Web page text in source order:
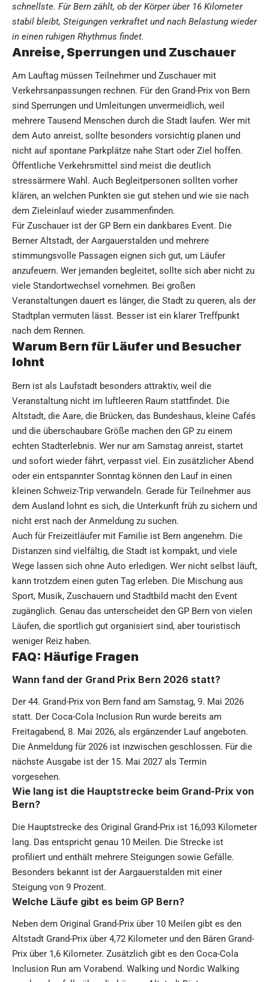
schnellste. Für Bern zählt, ob der Körper über 16 Kilometer
stabil bleibt, Steigungen verkraftet und nach Belastung wieder
in einen ruhigen Rhythmus findet.
Anreise, Sperrungen und Zuschauer
Am Lauftag müssen Teilnehmer und Zuschauer mit
Verkehrsanpassungen rechnen. Für den Grand-Prix von Bern
sind Sperrungen und Umleitungen unvermeidlich, weil
mehrere Tausend Menschen durch die Stadt laufen. Wer mit
dem Auto anreist, sollte besonders vorsichtig planen und
nicht auf spontane Parkplätze nahe Start oder Ziel hoffen.
Öffentliche Verkehrsmittel sind meist die deutlich
stressärmere Wahl. Auch Begleitpersonen sollten vorher
klären, an welchen Punkten sie gut stehen und wie sie nach
dem Zieleinlauf wieder zusammenfinden.
Für Zuschauer ist der GP Bern ein dankbares Event. Die
Berner Altstadt, der Aargauerstalden und mehrere
stimmungsvolle Passagen eignen sich gut, um Läufer
anzufeuern. Wer jemanden begleitet, sollte sich aber nicht zu
viele Standortwechsel vornehmen. Bei großen
Veranstaltungen dauert es länger, die Stadt zu queren, als der
Stadtplan vermuten lässt. Besser ist ein klarer Treffpunkt
nach dem Rennen.
Warum Bern für Läufer und Besucher
lohnt
Bern ist als Laufstadt besonders attraktiv, weil die
Veranstaltung nicht im luftleeren Raum stattfindet. Die
Altstadt, die Aare, die Brücken, das Bundeshaus, kleine Cafés
und die überschaubare Größe machen den GP zu einem
echten Stadterlebnis. Wer nur am Samstag anreist, startet
und sofort wieder fährt, verpasst viel. Ein zusätzlicher Abend
oder ein entspannter Sonntag können den Lauf in einen
kleinen Schweiz-Trip verwandeln. Gerade für Teilnehmer aus
dem Ausland lohnt es sich, die Unterkunft früh zu sichern und
nicht erst nach der Anmeldung zu suchen.
Auch für Freizeitläufer mit Familie ist Bern angenehm. Die
Distanzen sind vielfältig, die Stadt ist kompakt, und viele
Wege lassen sich ohne Auto erledigen. Wer nicht selbst läuft,
kann trotzdem einen guten Tag erleben. Die Mischung aus
Sport, Musik, Zuschauern und Stadtbild macht den Event
zugänglich. Genau das unterscheidet den GP Bern von vielen
Läufen, die sportlich gut organisiert sind, aber touristisch
weniger Reiz haben.
FAQ: Häufige Fragen
Wann fand der Grand Prix Bern 2026 statt?
Der 44. Grand-Prix von Bern fand am Samstag, 9. Mai 2026
statt. Der Coca-Cola Inclusion Run wurde bereits am
Freitagabend, 8. Mai 2026, als ergänzender Lauf angeboten.
Die Anmeldung für 2026 ist inzwischen geschlossen. Für die
nächste Ausgabe ist der 15. Mai 2027 als Termin
vorgesehen.
Wie lang ist die Hauptstrecke beim Grand-Prix von
Bern?
Die Hauptstrecke des Original Grand-Prix ist 16,093 Kilometer
lang. Das entspricht genau 10 Meilen. Die Strecke ist
profiliert und enthält mehrere Steigungen sowie Gefälle.
Besonders bekannt ist der Aargauerstalden mit einer
Steigung von 9 Prozent.
Welche Läufe gibt es beim GP Bern?
Neben dem Original Grand-Prix über 10 Meilen gibt es den
Altstadt Grand-Prix über 4,72 Kilometer und den Bären Grand-
Prix über 1,6 Kilometer. Zusätzlich gibt es den Coca-Cola
Inclusion Run am Vorabend. Walking und Nordic Walking